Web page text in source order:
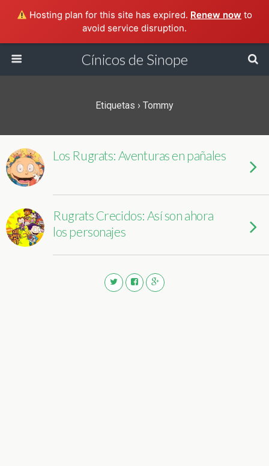
Hosting plan for this site has expired. Renew now to
avoid service disruption.
Cínicos de Sinope
Etiquetas › Tommy
Los Rugrats: Aventuras en pañales
Rugrats Crecidos: Así son ahora
los personajes